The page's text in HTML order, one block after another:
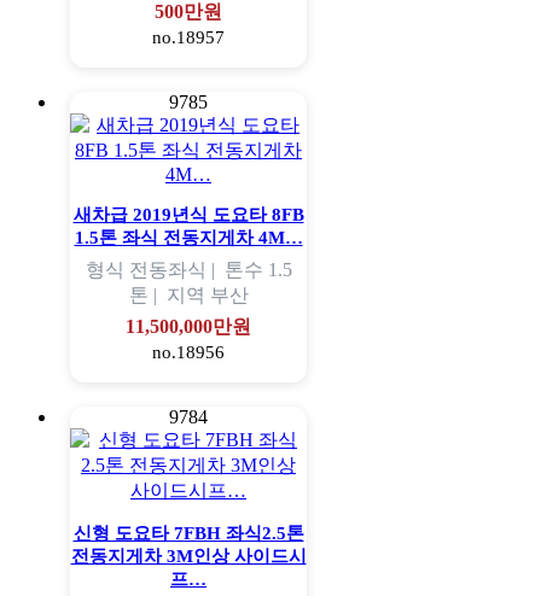
500만원
no.18957
9785
새차급 2019년식 도요타 8FB
1.5톤 좌식 전동지게차 4M…
형식 전동좌식 | 톤수 1.5
톤 | 지역 부산
11,500,000만원
no.18956
9784
신형 도요타 7FBH 좌식2.5톤
전동지게차 3M인상 사이드시
프…